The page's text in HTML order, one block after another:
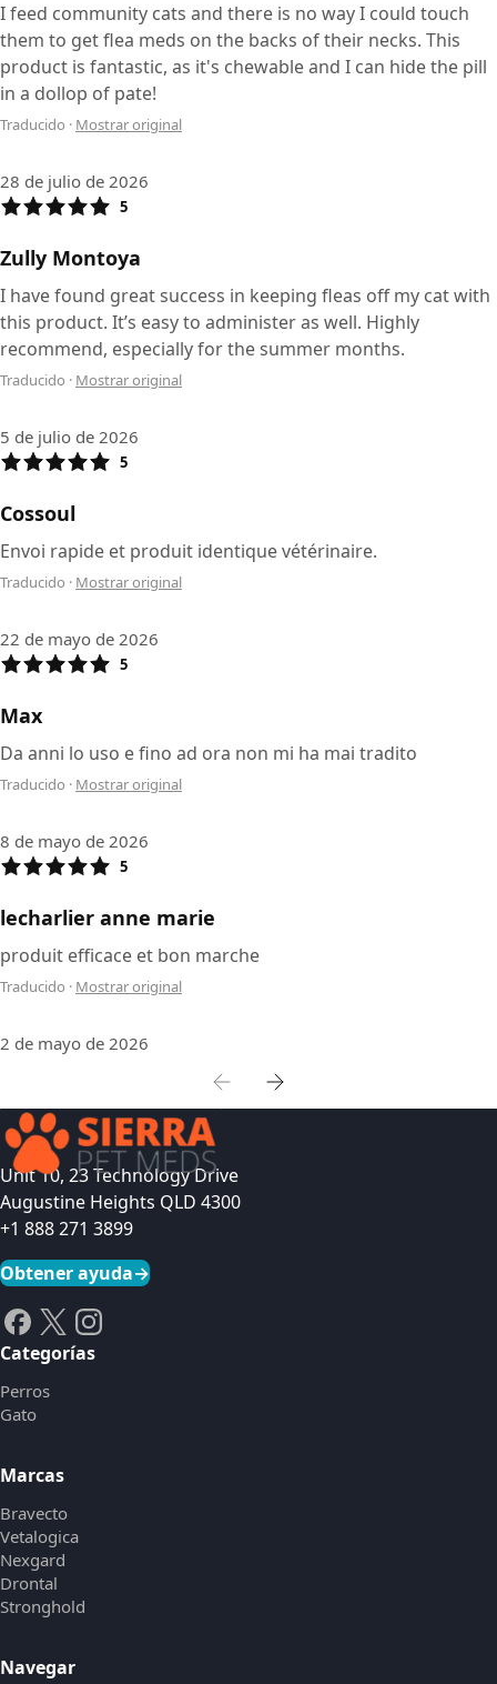
I feed community cats and there is no way I could touch
them to get flea meds on the backs of their necks. This
product is fantastic, as it's chewable and I can hide the pill
in a dollop of pate!
Traducido · Mostrar original
28 de julio de 2026
5
Zully Montoya
I have found great success in keeping fleas off my cat with
this product. It’s easy to administer as well. Highly
recommend, especially for the summer months.
Traducido · Mostrar original
5 de julio de 2026
5
Cossoul
Envoi rapide et produit identique vétérinaire.
Traducido · Mostrar original
22 de mayo de 2026
5
Max
Da anni lo uso e fino ad ora non mi ha mai tradito
Traducido · Mostrar original
8 de mayo de 2026
5
lecharlier anne marie
produit efficace et bon marche
Traducido · Mostrar original
2 de mayo de 2026
Unit 10, 23 Technology Drive
Augustine Heights QLD 4300
+1 888 271 3899
Obtener ayuda→
Categorías
Perros
Gato
Marcas
Bravecto
Vetalogica
Nexgard
Drontal
Stronghold
Navegar